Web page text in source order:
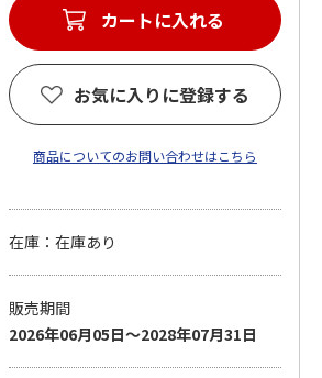
カートに入れる
お気に入りに登録する
商品についてのお問い合わせはこちら
在庫：在庫あり
販売期間
2026年06月05日～2028年07月31日